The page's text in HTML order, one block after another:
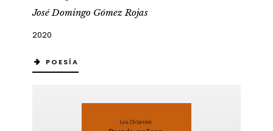
José Domingo Gómez Rojas
2020
POESÍA